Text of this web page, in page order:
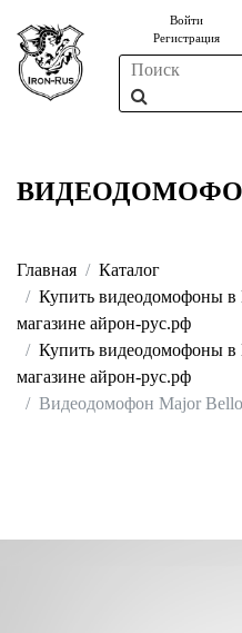
Войти
Регистрация
ВИДЕОДОМОФОН
Главная
Каталог
Купить видеодомофоны в
магазине айрон-рус.рф
Купить видеодомофоны в
магазине айрон-рус.рф
Видеодомофон Major Bello